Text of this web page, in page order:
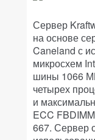
Сервер
на основе
Caneland с
микросхем
шины 1066
четырех
и
ECC
667. Сервер